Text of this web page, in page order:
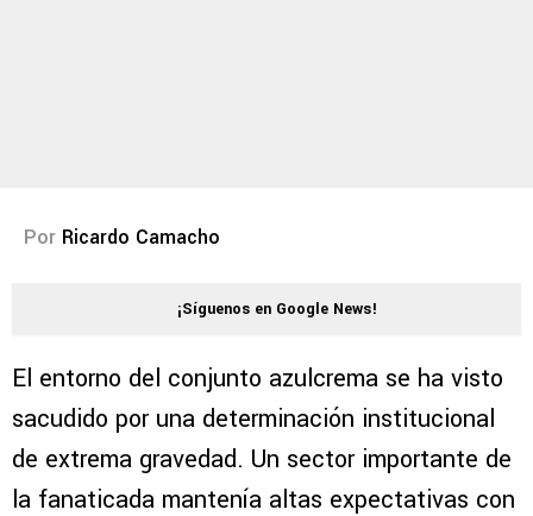
Por Ricardo Camacho
¡Síguenos en Google News!
El entorno del conjunto azulcrema se ha visto
sacudido por una determinación institucional
de extrema gravedad. Un sector importante de
la fanaticada mantenía altas expectativas con